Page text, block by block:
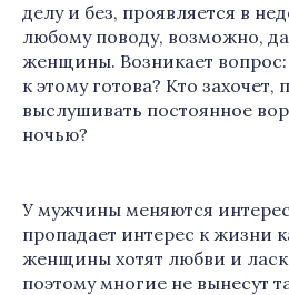
делу и без, проявляется в
любому поводу, возможно,
женщины. Возникает
к этому готова? Кто
выслушивать постоянное
ночью?
У мужчины меняются
пропадает интерес к жизни
женщины хотят любви и
поэтому многие не вынесут